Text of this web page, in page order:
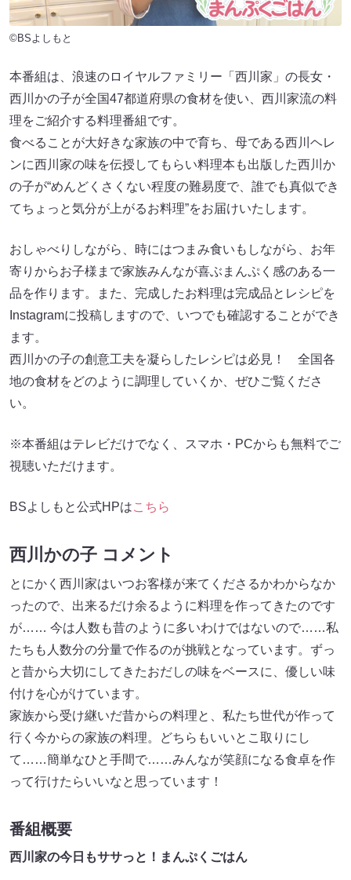
©BSよしもと
本番組は、浪速のロイヤルファミリー「西川家」の長女・
西川かの子が全国47都道府県の食材を使い、西川家流の料
理をご紹介する料理番組です。
食べることが大好きな家族の中で育ち、母である西川ヘレ
ンに西川家の味を伝授してもらい料理本も出版した西川か
の子が“めんどくさくない程度の難易度で、誰でも真似でき
てちょっと気分が上がるお料理”をお届けいたします。
おしゃべりしながら、時にはつまみ食いもしながら、お年
寄りからお子様まで家族みんなが喜ぶまんぷく感のある一
品を作ります。また、完成したお料理は完成品とレシピを
Instagramに投稿しますので、いつでも確認することができ
ます。
西川かの子の創意工夫を凝らしたレシピは必見！ 全国各
地の食材をどのように調理していくか、ぜひご覧くださ
い。
※本番組はテレビだけでなく、スマホ・PCからも無料でご
視聴いただけます。
BSよしもと公式HPはこちら
西川かの子 コメント
とにかく西川家はいつお客様が来てくださるかわからなか
ったので、出来るだけ余るように料理を作ってきたのです
が…… 今は人数も昔のように多いわけではないので……私
たちも人数分の分量で作るのが挑戦となっています。ずっ
と昔から大切にしてきたおだしの味をベースに、優しい味
付けを心がけています。
家族から受け継いだ昔からの料理と、私たち世代が作って
行く今からの家族の料理。どちらもいいとこ取りにし
て……簡単なひと手間で……みんなが笑顔になる食卓を作
って行けたらいいなと思っています！
番組概要
西川家の今日もササっと！まんぷくごはん